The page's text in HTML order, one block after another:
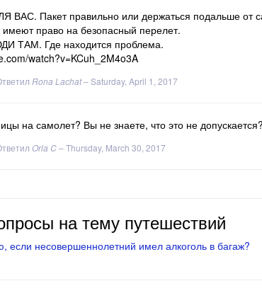
Пакет правильно или держаться подальше от
право на безопасный перелет.
ТАМ. Где находится проблема.
watch?v=KCuh_2M4o3A
Rona Lachat–Saturday, April 1, 2017
на самолет? Вы не знаете, что это не допускается?
Orla C–Thursday, March 30, 2017
на тему путешествий
если несовершеннолетний имел алкоголь в багаж?